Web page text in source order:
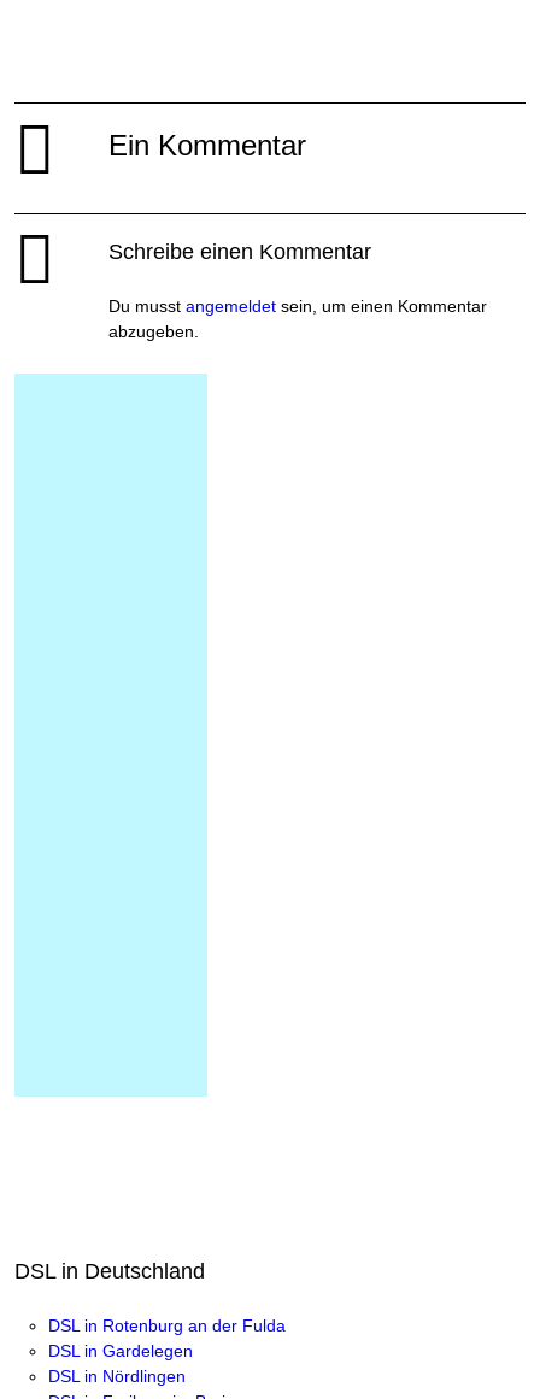
Ein Kommentar
Schreibe einen Kommentar
Du musstangemeldet sein, um einen Kommentar
abzugeben.
DSL in Deutschland
DSL in Rotenburg an der Fulda
DSL in Gardelegen
DSL in Nördlingen